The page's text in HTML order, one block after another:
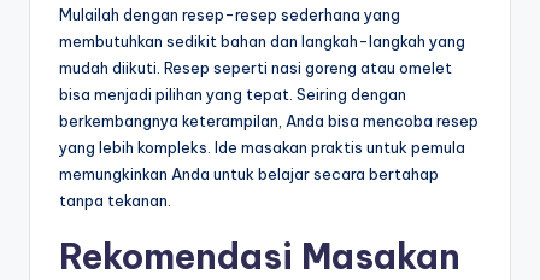
Mulailah dengan resep-resep sederhana yang
membutuhkan sedikit bahan dan langkah-langkah yang
mudah diikuti. Resep seperti nasi goreng atau omelet
bisa menjadi pilihan yang tepat. Seiring dengan
berkembangnya keterampilan, Anda bisa mencoba resep
yang lebih kompleks. Ide masakan praktis untuk pemula
memungkinkan Anda untuk belajar secara bertahap
tanpa tekanan.
Rekomendasi Masakan